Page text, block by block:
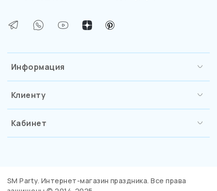
Информация
Клиенту
Кабинет
SM Party. Интернет-магазин праздника. Все права